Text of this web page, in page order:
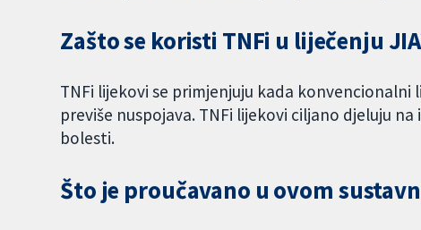
Zašto se koristi TNFi u liječenju
TNFi lijekovi se primjenjuju kada
previše nuspojava. TNFi lijekovi ciljano djeluju
bolesti.
Što je proučavano u ovom